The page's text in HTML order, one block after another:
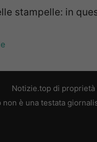
stampelle: in
Notizie.top di proprietà
non è una testata